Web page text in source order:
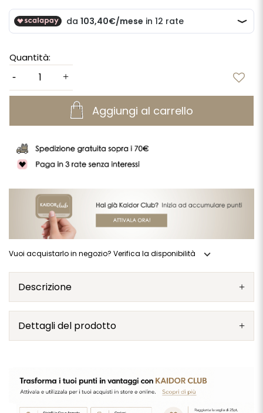
Quantità:
Aggiungi al carrello
Vuoi acquistarlo in negozio? Verifica la disponibilità expand_more
Descrizione
Dettagli del prodotto